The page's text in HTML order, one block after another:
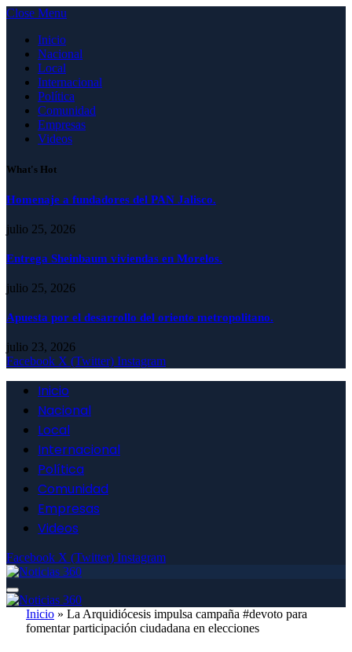
Close Menu
Inicio
Nacional
Local
Internacional
Política
Comunidad
Empresas
Videos
What's Hot
Homenaje a fundadores del PAN Jalisco.
julio 25, 2026
Entrega Sheinbaum viviendas en Morelos.
julio 25, 2026
Apuesta por el desarrollo del oriente metropolitano.
julio 23, 2026
Facebook X (Twitter) Instagram
Inicio
Nacional
Local
Internacional
Política
Comunidad
Empresas
Videos
Facebook X (Twitter) Instagram
Inicio » La Arquidiócesis impulsa campaña #devoto para
fomentar participación ciudadana en elecciones